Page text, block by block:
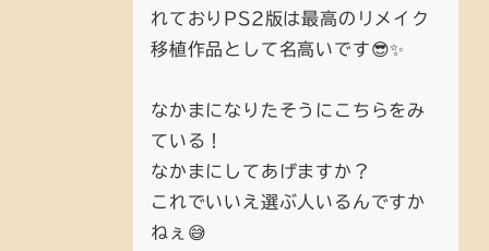
れておりPS2版は最高のリメイク
移植作品として名高いです😎✨
なかまになりたそうにこちらをみ
ている！
なかまにしてあげますか？
これでいいえ選ぶ人いるんですか
ねぇ😅